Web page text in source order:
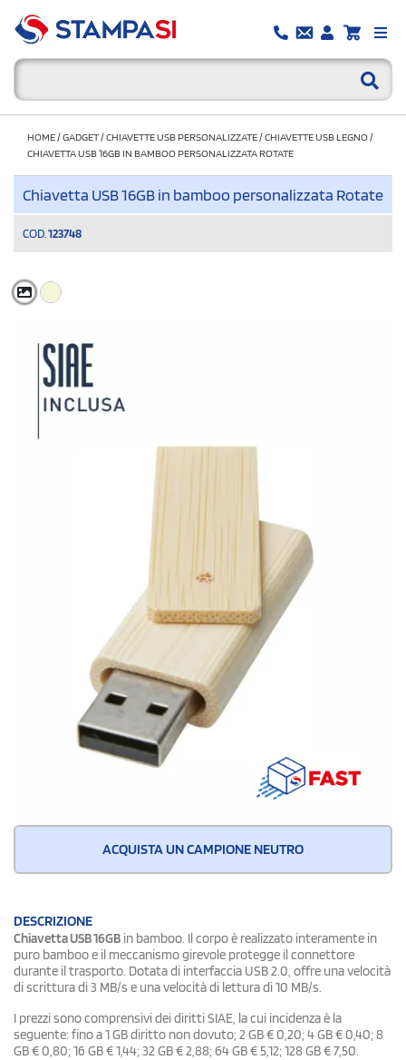
HOME/GADGET/CHIAVETTE USB PERSONALIZZATE/CHIAVETTE USB LEGNO/
CHIAVETTA USB 16GB IN BAMBOO PERSONALIZZATA ROTATE
Chiavetta USB 16GB in bamboo personalizzata Rotate
COD. 123748
ACQUISTA UN CAMPIONE NEUTRO
DESCRIZIONE
Chiavetta USB 16GB in bamboo. Il corpo è realizzato interamente in
puro bamboo e il meccanismo girevole protegge il connettore
durante il trasporto. Dotata di interfaccia USB 2.0, offre una velocità
di scrittura di 3 MB/s e una velocità di lettura di 10 MB/s.
I prezzi sono comprensivi dei diritti SIAE, la cui incidenza è la
seguente: fino a 1 GB diritto non dovuto; 2 GB € 0,20; 4 GB € 0,40; 8
GB € 0,80; 16 GB € 1,44; 32 GB € 2,88; 64 GB € 5,12; 128 GB € 7,50.